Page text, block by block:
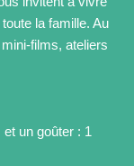
la famille. Au
films, ateliers
un goûter : 1